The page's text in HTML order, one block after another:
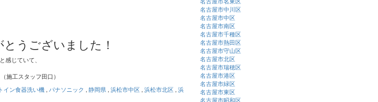
うございました！
じていて、
施工スタッフ田口）
イン食器洗い機 , パナソニック , 静岡県 , 浜松市中区 , 浜松市北区 , 浜
名古屋市中川区
名古屋市中区
名古屋市南区
名古屋市千種区
名古屋市熱田区
名古屋市守山区
名古屋市北区
名古屋市瑞穂区
名古屋市港区
名古屋市緑区
名古屋市東区
名古屋市昭和区